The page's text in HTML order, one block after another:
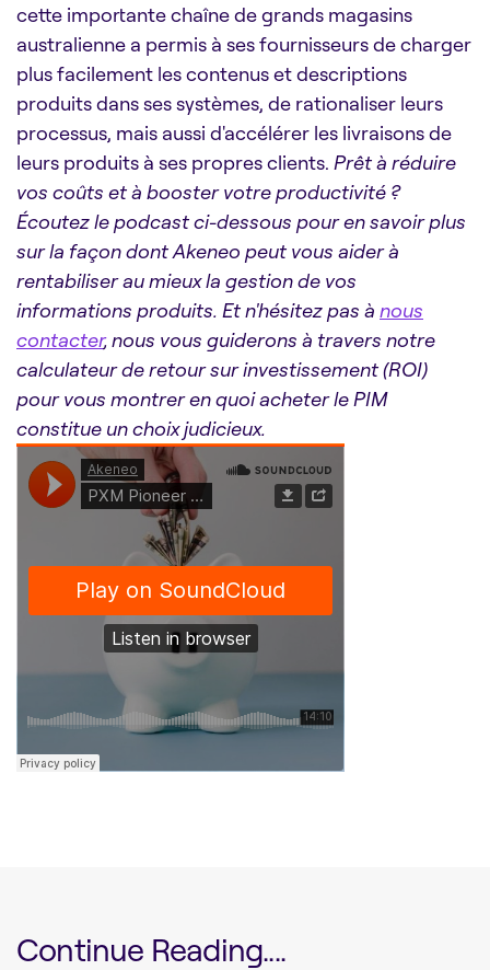
cette importante chaîne de grands magasins
australienne a permis à ses fournisseurs de charger
plus facilement les contenus et descriptions
produits dans ses systèmes, de rationaliser leurs
processus, mais aussi d'accélérer les livraisons de
leurs produits à ses propres clients. Prêt à réduire
vos coûts et à booster votre productivité ?
Écoutez le podcast ci-dessous pour en savoir plus
sur la façon dont Akeneo peut vous aider à
rentabiliser au mieux la gestion de vos
informations produits. Et n'hésitez pas à nous
contacter, nous vous guiderons à travers notre
calculateur de retour sur investissement (ROI)
pour vous montrer en quoi acheter le PIM
constitue un choix judicieux.
Continue Reading....